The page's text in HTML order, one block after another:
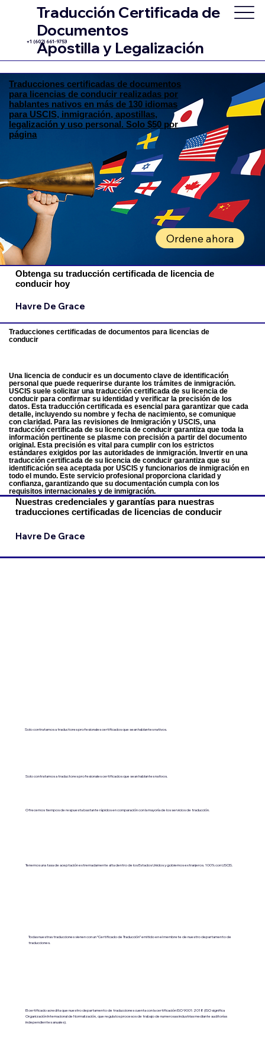
Traducción Certificada de
Documentos
Apostilla y Legalización
+1 (602) 661-9753
Traducciones certificadas de documentos
para licencias de conducir realizadas por
hablantes nativos en más de 130 idiomas
para USCIS, inmigración, apostillas,
legalización y uso personal. Solo $50 por
página
Ordene ahora
Obtenga su traducción certificada de licencia de
conducir hoy
Havre De Grace
Una licencia de conducir es un documento clave de identificación
personal que puede requerirse durante los trámites de inmigración.
USCIS suele solicitar una traducción certificada de su licencia de
conducir para confirmar su identidad y verificar la precisión de los
datos. Esta traducción certificada es esencial para garantizar que cada
detalle, incluyendo su nombre y fecha de nacimiento, se comunique
con claridad. Para las revisiones de Inmigración y USCIS, una
traducción certificada de su licencia de conducir garantiza que toda la
información pertinente se plasme con precisión a partir del documento
original. Esta precisión es vital para cumplir con los estrictos
estándares exigidos por las autoridades de inmigración. Invertir en una
traducción certificada de su licencia de conducir garantiza que su
identificación sea aceptada por USCIS y funcionarios de inmigración en
todo el mundo. Este servicio profesional proporciona claridad y
confianza, garantizando que su documentación cumpla con los
requisitos internacionales y de inmigración.
Traducciones certificadas de documentos para licencias de
conducir
Nuestras credenciales y garantías para nuestras
traducciones certificadas de licencias de conducir
Havre De Grace
Solo contratamos a traductores profesionales certificados que sean hablantes nativos.
Solo contratamos a traductores profesionales certificados que sean hablantes nativos.
Ofrecemos tiempos de respuesta bastante rápidos en comparación con la mayoría de los servicios de traducción.
Tenemos una tasa de aceptación extremadamente alta dentro de los Estados Unidos y gobiernos extranjeros. 100% con USCIS.
Todas nuestras traducciones vienen con un “Certificado de Traducción” emitido en el membrete de nuestro departamento de
traducciones.
El certificado acredita que nuestro departamento de traducciones cuenta con la certificación ISO 9001:2018 (ISO significa
Organización Internacional de Normalización, que regula los procesos de trabajo de numerosas industrias mediante auditorías
independientes anuales).